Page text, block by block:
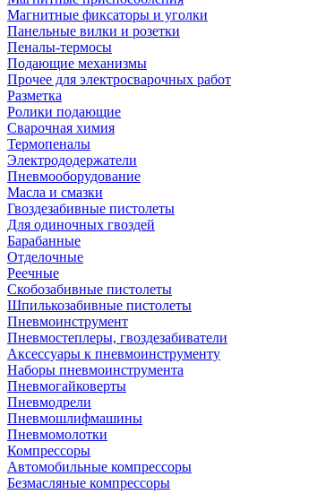
Магнитные фиксаторы и уголки
Панельные вилки и розетки
Пеналы-термосы
Подающие механизмы
Прочее для электросварочных работ
Разметка
Ролики подающие
Сварочная химия
Термопеналы
Электрододержатели
Пневмооборудование
Масла и смазки
Гвоздезабивные пистолеты
Для одиночных гвоздей
Барабанные
Отделочные
Реечные
Скобозабивные пистолеты
Шпилькозабивные пистолеты
Пневмоинструмент
Пневмостеплеры, гвоздезабиватели
Аксессуары к пневмоинструменту
Наборы пневмоинструмента
Пневмогайковерты
Пневмодрели
Пневмошлифмашины
Пневмомолотки
Компрессоры
Автомобильные компрессоры
Безмасляные компрессоры